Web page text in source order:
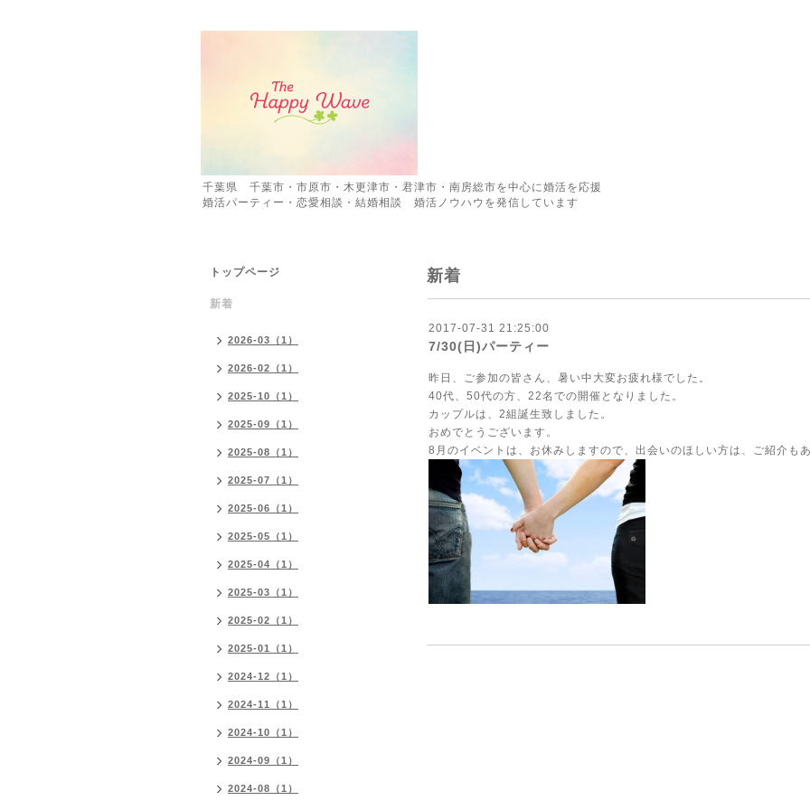
千葉県 千葉市・市原市・木更津市・君津市・南房総市を中心に婚活を応援
婚活パーティー・恋愛相談・結婚相談 婚活ノウハウを発信しています
新着
2017-07-31 21:25:00
7/30(日)パーティー
昨日、ご参加の皆さん、暑い中大変お疲れ様でした。
40代、50代の方、22名での開催となりました。
カップルは、2組誕生致しました。
おめでとうございます。
8月のイベントは、お休みしますので、出会いのほしい方は、ご紹介も
トップページ
新着
2026-03（1）
2026-02（1）
2025-10（1）
2025-09（1）
2025-08（1）
2025-07（1）
2025-06（1）
2025-05（1）
2025-04（1）
2025-03（1）
2025-02（1）
2025-01（1）
2024-12（1）
2024-11（1）
2024-10（1）
2024-09（1）
2024-08（1）